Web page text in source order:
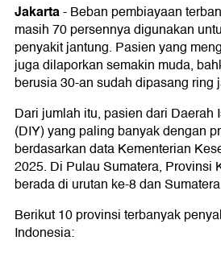
Jakarta-Beban pembiayaan
masih 70 persennya digunakan
penyakit jantung. Pasien yang
juga dilaporkan semakin muda,
berusia 30-an sudah dipasang ring
Dari jumlah itu, pasien dari Daerah
(DIY) yang paling banyak dengan
berdasarkan data Kementerian
2025. Di Pulau Sumatera, Provinsi
berada di urutan ke-8 dan
Berikut 10 provinsi terbanyak
Indonesia: